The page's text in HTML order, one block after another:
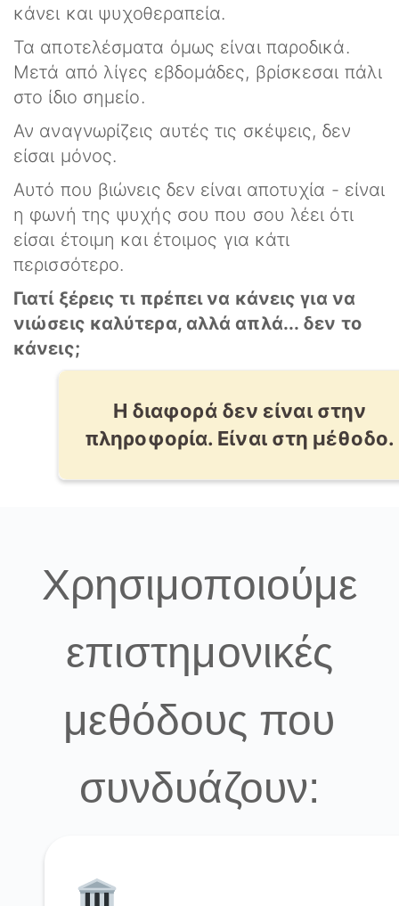
κάνει και ψυχοθεραπεία.
Τα αποτελέσματα όμως είναι παροδικά.
Μετά από λίγες εβδομάδες, βρίσκεσαι πάλι
στο ίδιο σημείο.
Αν αναγνωρίζεις αυτές τις σκέψεις, δεν
είσαι μόνος.
Αυτό που βιώνεις δεν είναι αποτυχία - είναι
η φωνή της ψυχής σου που σου λέει ότι
είσαι έτοιμη και έτοιμος για κάτι
περισσότερο.
Γιατί ξέρεις τι πρέπει να κάνεις για να
νιώσεις καλύτερα, αλλά απλά... δεν το
κάνεις;
Η διαφορά δεν είναι στην
πληροφορία. Είναι στη μέθοδο.
Χρησιμοποιούμε
επιστημονικές
μεθόδους που
συνδυάζουν: